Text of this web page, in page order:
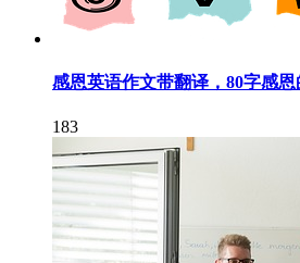
感恩英语作文带翻译，80字感
183